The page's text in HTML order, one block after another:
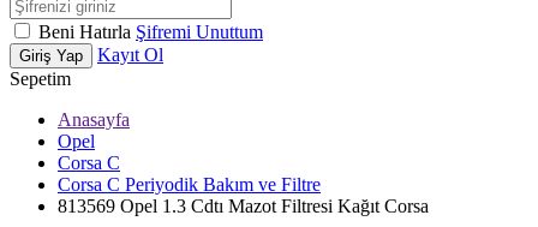
Beni Hatırla Şifremi Unuttum
Giriş Yap
Kayıt Ol
Sepetim
Anasayfa
Opel
Corsa C
Corsa C Periyodik Bakım ve Filtre
813569 Opel 1.3 Cdtı Mazot Filtresi Kağıt Corsa